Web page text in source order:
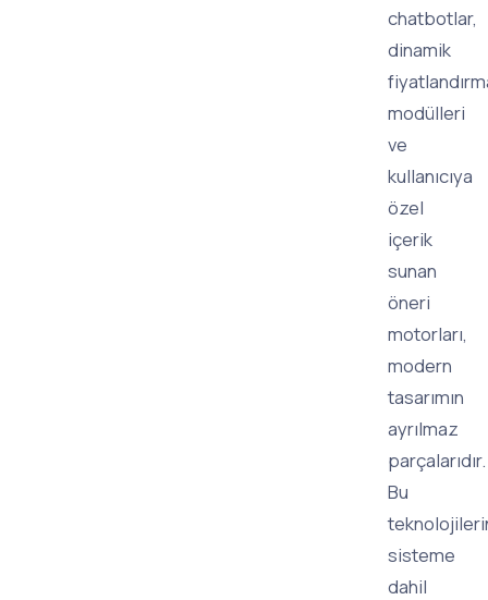
chatbotlar,
dinamik
modülleri
ve
kullanıcıya
özel
içerik
sunan
öneri
motorları,
modern
tasarımın
ayrılmaz
parçalarıdır.
Bu
sisteme
dahil